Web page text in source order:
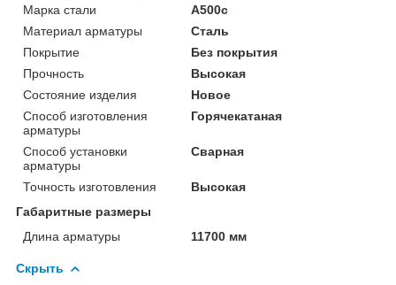
Марка стали
А500с
Материал арматуры
Сталь
Покрытие
Без покрытия
Прочность
Высокая
Состояние изделия
Новое
Способ изготовления
арматуры
Горячекатаная
Способ установки
арматуры
Сварная
Точность изготовления
Высокая
Габаритные размеры
Длина арматуры
11700 мм
Скрыть